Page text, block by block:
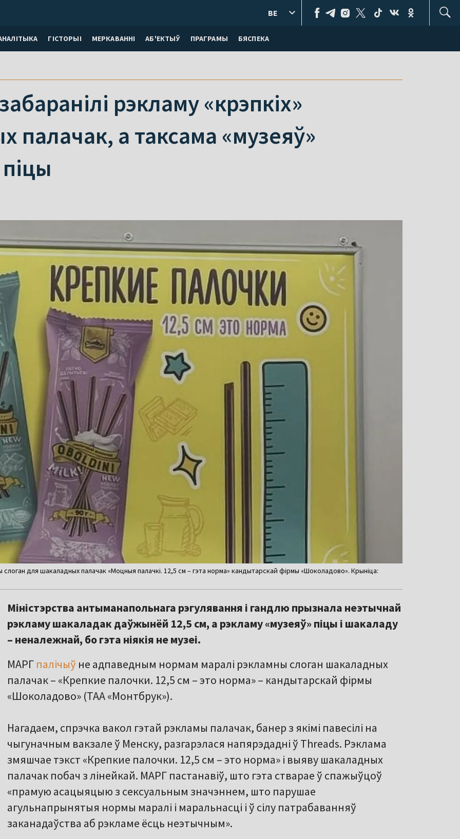
ГІСТОРЫІ МЕРКАВАННI АБ'ЕКТЫЎ ПРАГРАМЫ БЯСПЕКА
BE
рэкламу «крэпкіх»
палачак, а таксама «музеяў»
для шакаладных палачак «Моцныя палачкі. 12,5 см – гэта норма» кандытарскай фірмы «Шоколадово». Крыніца:
Міністэрства антыманапольнага рэгулявання і гандлю прызнала неэтычнай
рэкламу шакаладак даўжынёй 12,5 см, а рэкламу «музеяў» піцы і шакаладу
– неналежнай, бо гэта ніякія не музеі.
МАРГ палічыў не адпаведным нормам маралі рэкламны слоган шакаладных
палачак – «Крепкие палочки. 12,5 см – это норма» – кандытарскай фірмы
«Шоколадово» (ТАА «Монтбрук»).
Нагадаем, спрэчка вакол гэтай рэкламы палачак, банер з якімі павесілі на
чыгуначным вакзале ў Менску, разгарэлася напярэдадні ў Threads. Рэклама
змяшчае тэкст «Крепкие палочки. 12,5 см – это норма» і выяву шакаладных
палачак побач з лінейкай. МАРГ пастанавіў, што гэта стварае ў спажыўцоў
«прамую асацыяцыю з сексуальным значэннем, што парушае
агульнапрынятыя нормы маралі і маральнасці і ў сілу патрабаванняў
заканадаўства аб рэкламе ёсць неэтычным».